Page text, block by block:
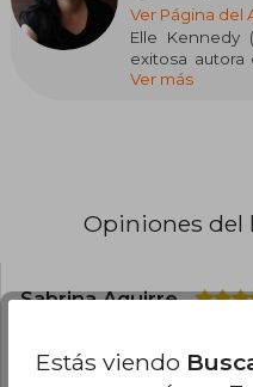
Ver Página del
Elle Kennedy
exitosa autora
New Adult.
universitario)
narrativo ágil
Ver más
Opiniones del
Sabrina Aguirre
Compra Verificada
llego en buen estado,
Estás viendo